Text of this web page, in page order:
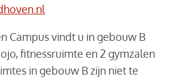
Campus vindt u in gebouw B
fitnessruimte en 2 gymzalen
in gebouw B zijn niet te